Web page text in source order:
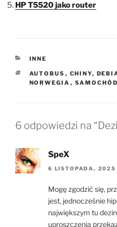
HP T5520 jako router
KATEGORIE
INNE
TAGI
AUTOBUS , CHINY,
NORWEGIA , SAMOCHÓD
6 odpowiedzi na
SpeX
6 LISTOPADA, 2025
Mogę zgodzić się,
jest, jednocześnie
największym tu
uproszczenia